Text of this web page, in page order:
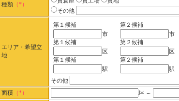
種類 （*）
その他
エリア・希望立
地
第１候補
市
第１候補
区
第１候補
駅
第２候補
市
第２候補
区
第２候補
駅
その他
面積 （*） 坪 ～